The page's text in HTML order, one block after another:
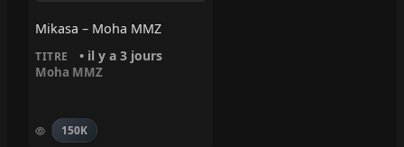
Mikasa – Moha MMZ
TITRE • il y a 3 jours
Moha MMZ
150K